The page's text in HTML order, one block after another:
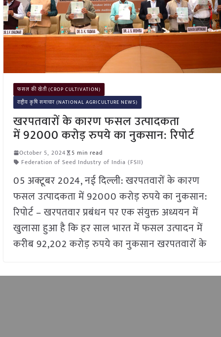
फसल की खेती (CROP CULTIVATION)
राष्ट्रीय कृषि समाचार (NATIONAL AGRICULTURE NEWS)
खरपतवारों के कारण फसल उत्पादकता
में 92000 करोड़ रुपये का नुकसान: रिपोर्ट
October 5, 2024
5 min read
Federation of Seed Industry of India (FSII)
05 अक्टूबर 2024, नई दिल्ली: खरपतवारों के कारण
फसल उत्पादकता में 92000 करोड़ रुपये का नुकसान:
रिपोर्ट – खरपतवार प्रबंधन पर एक संयुक्त अध्ययन में
खुलासा हुआ है कि हर साल भारत में फसल उत्पादन में
करीब 92,202 करोड़ रुपये का नुकसान खरपतवारों के